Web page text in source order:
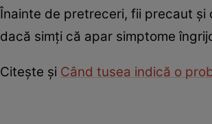
Înainte de pretreceri, fii precaut
dacă simți că apar simptome
Citește și Când tusea indică o